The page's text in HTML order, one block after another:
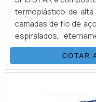
termoplástico de
camadas de fio de
espiralados,
uma capa de
poliuretano.A
é adicionada a um
uma mangueira
COTAR